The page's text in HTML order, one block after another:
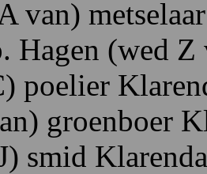
van)
Hagen (wed Z
poelier K
groenboer K
smid